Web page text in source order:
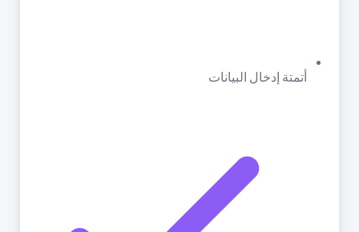
أتمتة إدخال البيانات